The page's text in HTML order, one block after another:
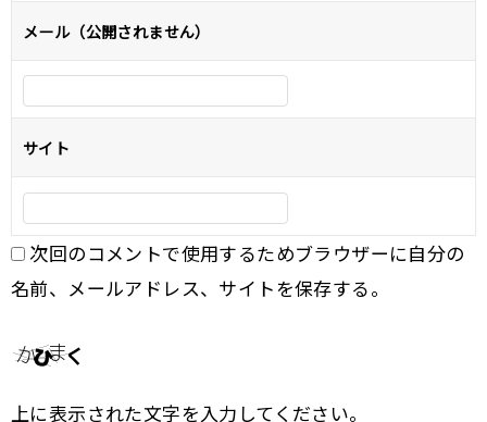
ンメール（公開されません）
サイト
次回のコメントで使用するためブラウザーに自分の
名前、メールアドレス、サイトを保存する。
上に表示された文字を入力してください。